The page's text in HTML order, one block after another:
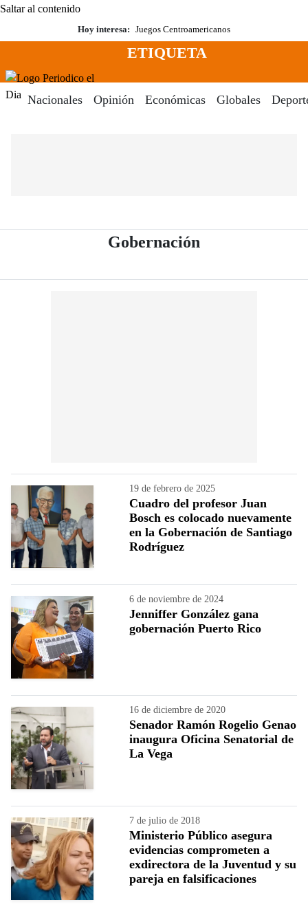
Saltar al contenido
Hoy interesa: Juegos Centroamericanos
Menú
ETIQUETA
Nacionales Opinión Económicas Globales
Gobernación
19 de febrero de 2025
Cuadro del profesor Juan
Bosch es colocado nuevamente
en la Gobernación de Santiago
Rodríguez
6 de noviembre de 2024
Jenniffer González gana
gobernación Puerto Rico
16 de diciembre de 2020
Senador Ramón Rogelio Genao
inaugura Oficina Senatorial de
La Vega
7 de julio de 2018
Ministerio Público asegura
evidencias comprometen a
exdirectora de la Juventud y su
pareja en falsificaciones